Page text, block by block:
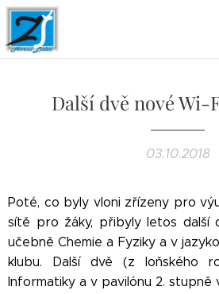
Další dvě nové Wi-
03.10.2018
Poté, co byly vloni zřízeny pro
sítě pro žáky, přibyly letos další
učebně Chemie a Fyziky a v
klubu. Další dvě (z loňského
Informatiky a v pavilónu 2. stupně